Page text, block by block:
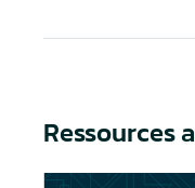
Ressources